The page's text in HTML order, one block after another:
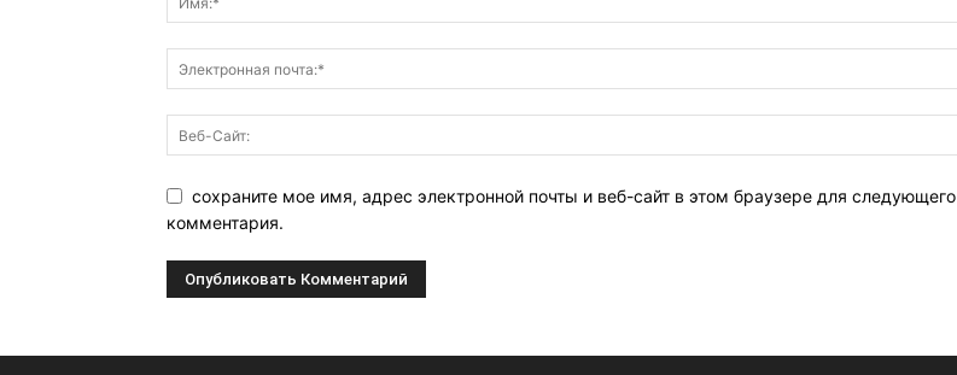
сохраните мое имя, адрес электронной почты и веб-сайт в этом браузере для следующего
комментария.